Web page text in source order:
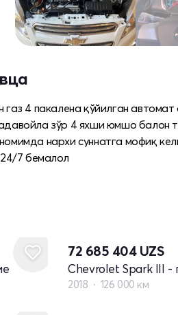
4 пакалена қўйилган
зўр 4 яхши юмшо балон
нархи суннатга мофиқ
24/7 бемалол
72 685 404 UZS
Chevrolet Spark III -
2018 126 000 км